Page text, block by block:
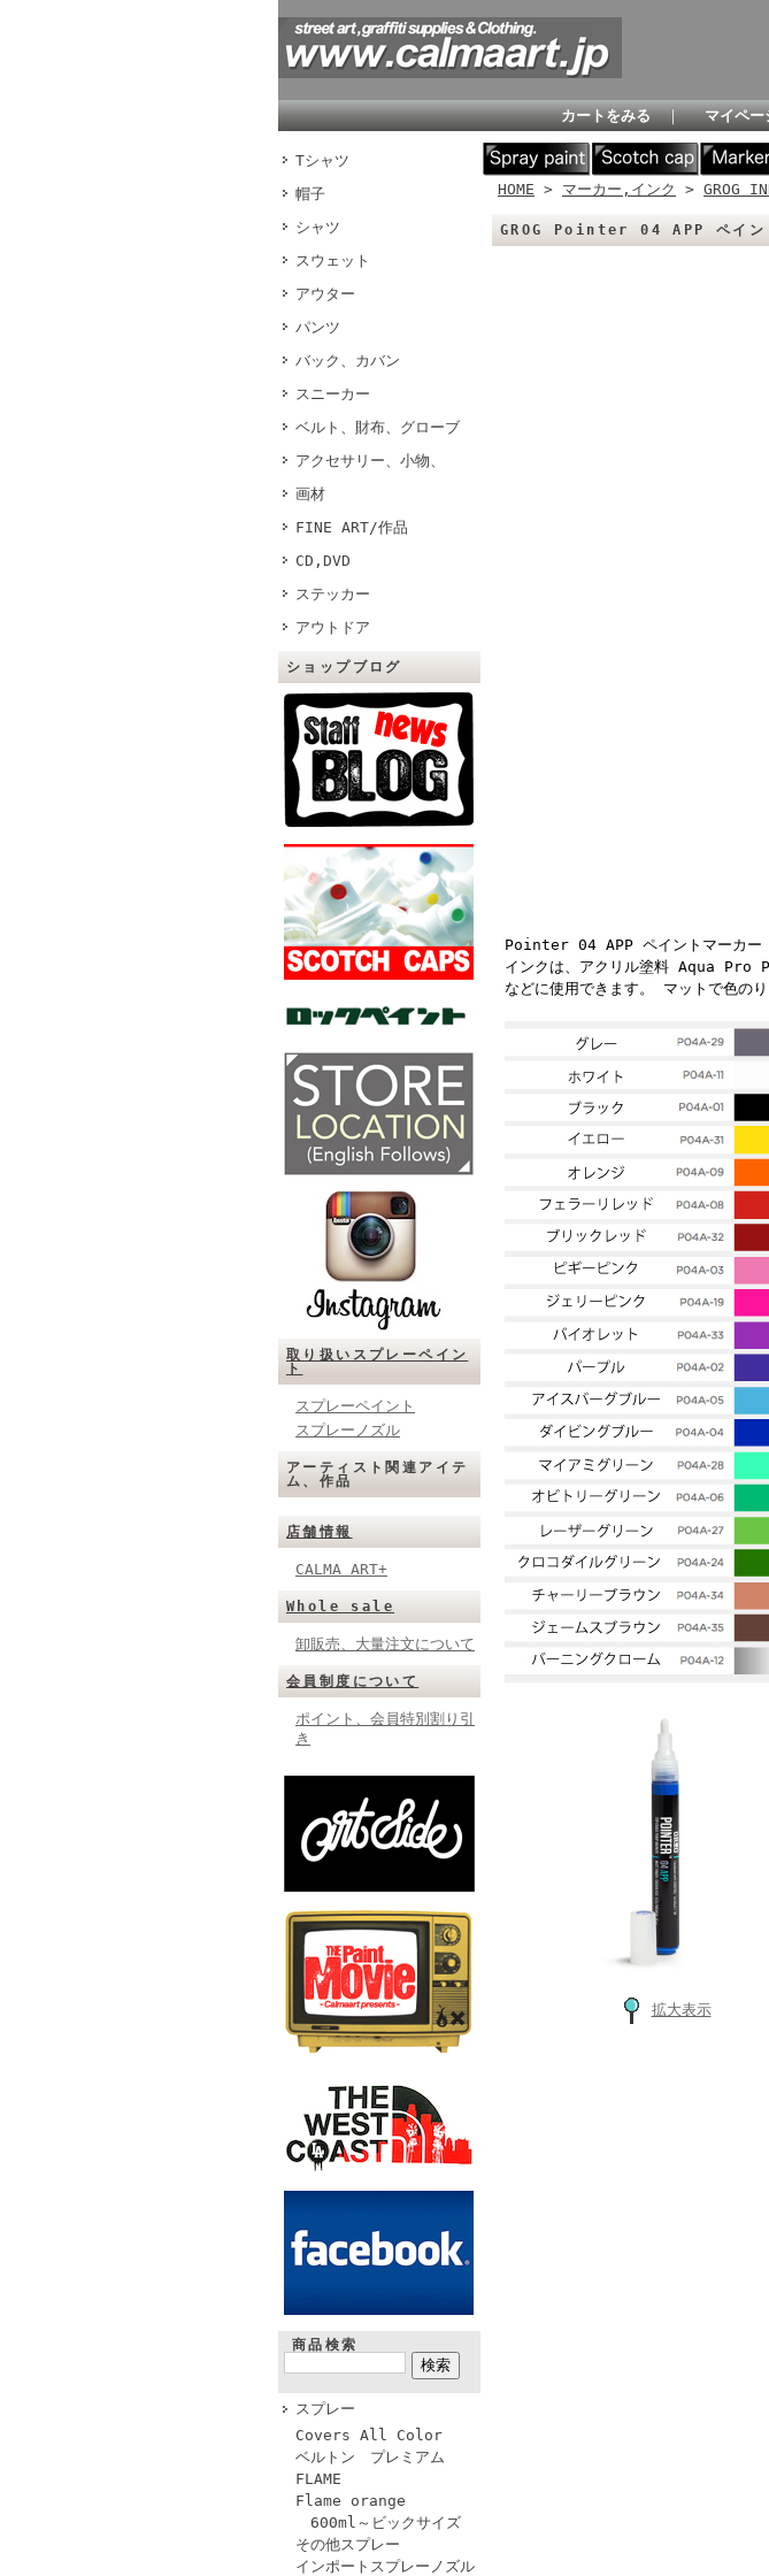
カートをみる ｜ マイペー
Tシャツ
帽子
シャツ
スウェット
アウター
パンツ
バック、カバン
スニーカー
ベルト、財布、グローブ
アクセサリー、小物、
画材
FINE ART/作品
CD,DVD
ステッカー
アウトドア
ショップブログ
取り扱いスプレーペイン
ト
スプレーペイント
スプレーノズル
アーティスト関連アイテ
ム、作品
店舗情報
CALMA ART+
Whole sale
卸販売、大量注文について
会員制度について
ポイント、会員特別割り引
き
商品検索
スプレー
Covers All Color
ベルトン プレミアム
FLAME
Flame orange
600ml～ビックサイズ
その他スプレー
インポートスプレーノズル
HOME > マーカー,インク > GROG
GROG Pointer 04 APP ペイ
Pointer 04 APP ペイントマーカー で
インクは、アクリル塗料 Aqua Pro
などに使用できます。 マットで色の
拡大表示